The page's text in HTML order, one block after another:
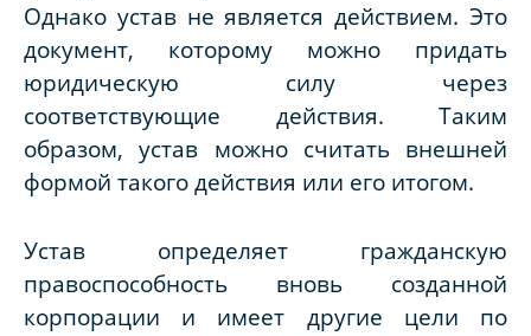
Однако устав не является действием. Это
документ, которому можно придать
юридическую силу через
соответствующие действия. Таким
образом, устав можно считать внешней
формой такого действия или его итогом.
Устав определяет гражданскую
правоспособность вновь созданной
корпорации и имеет другие цели по